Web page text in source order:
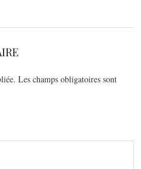
Les champs obligatoires sont